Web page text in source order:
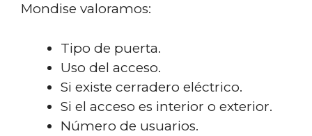
Mondise valoramos:
Tipo de puerta.
Uso del acceso.
Si existe cerradero eléctrico.
Si el acceso es interior o exterior.
Número de usuarios.